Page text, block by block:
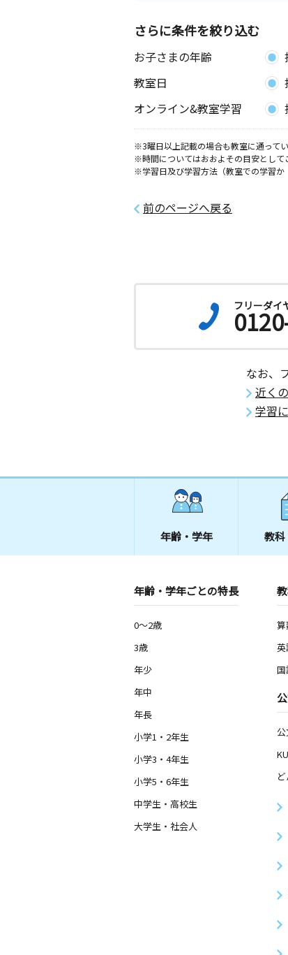
さらに条件を絞り込む
お子さまの年齢
教室日
オンライン&教室学習
※3曜日以上記載の場合も教室に通って
※時間についてはおおよその目安として
※学習日及び学習方法（教室での学習か
前のページへ戻る
フリーダイ
なお、
近く
学習
年齢・学年 教科
年齢・学年ごとの特長
0～2歳
3歳
年少
年中
年長
小学1・2年生
小学3・4年生
小学5・6年生
中学生・高校生
大学生・社会人
英
国